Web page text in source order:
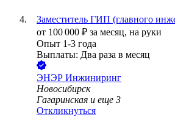
Заместитель ГИП (главного
от 100 000 ₽ за месяц, на руки
Опыт 1-3 года
Выплаты: Два раза в месяц
ЭНЭР Инжиниринг
Новосибирск
Гагаринская и еще 3
Откликнуться